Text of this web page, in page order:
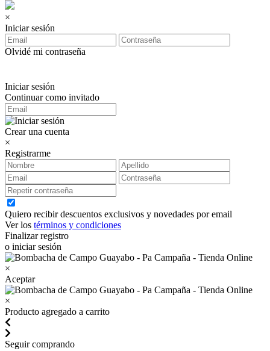
×
Iniciar sesión
Olvidé mi contraseña
Iniciar sesión
Continuar como invitado
Crear una cuenta
×
Registrarme
Quiero recibir descuentos exclusivos y novedades por email
Ver los términos y condiciones
Finalizar registro
o iniciar sesión
×
Aceptar
×
Producto agregado a carrito
Seguir comprando